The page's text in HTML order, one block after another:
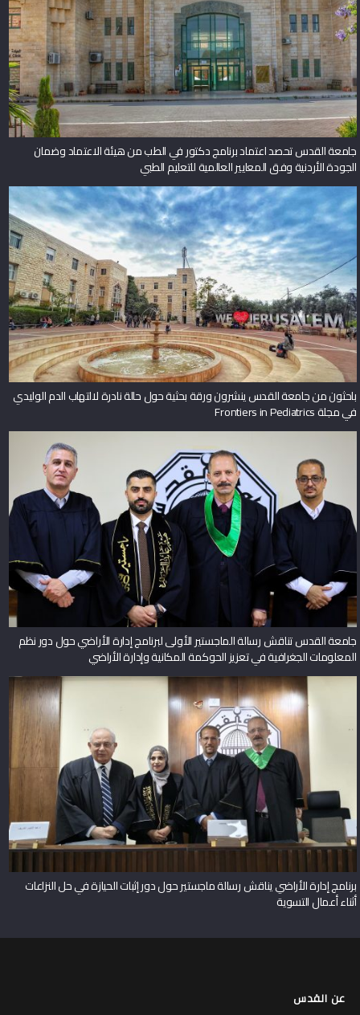
جامعة القدس تحصد اعتماد برنامج دكتور في الطب من هيئة الاعتماد وضمان
الجودة الأردنية وفق المعايير العالمية للتعليم الطبي
باحثون من جامعة القدس ينشرون ورقة بحثية حول حالة نادرة لالتهاب الدم الوليدي
في مجلة Frontiers in Pediatrics
جامعة القدس تناقش رسالة الماجستير الأولى لبرنامج إدارة الأراضي حول دور نظم
المعلومات الجغرافية في تعزيز الحوكمة المكانية وإدارة الأراضي
برنامج إدارة الأراضي يناقش رسالة ماجستير حول دور إثبات الحيازة في حل النزاعات
أثناء أعمال التسوية
عن القدس